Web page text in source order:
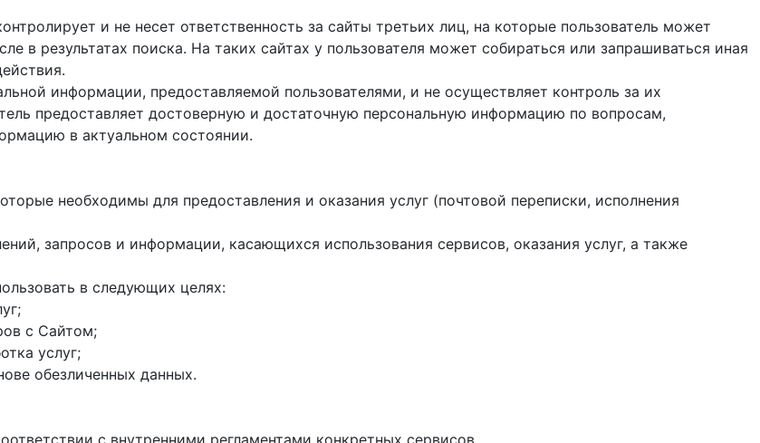
и не несет ответственность за сайты третьих лиц, на которые пользователь может
в результатах поиска. На таких сайтах у пользователя может собираться или запрашиваться иная
информации, предоставляемой пользователями, и не осуществляет контроль за их
предоставляет достоверную и достаточную персональную информацию по вопросам,
в актуальном состоянии.
необходимы для предоставления и оказания услуг (почтовой переписки, исполнения
запросов и информации, касающихся использования сервисов, оказания услуг, а также
в следующих целях:
с Сайтом;
услуг;
обезличенных данных.